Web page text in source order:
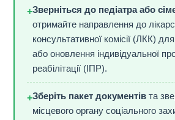
+Зверніться до педіатра або
отримайте направлення до
консультативної комісії (ЛКК)
або оновлення індивідуальної
реабілітації (ІПР).
+Зберіть пакет документівта
місцевого органу соціального